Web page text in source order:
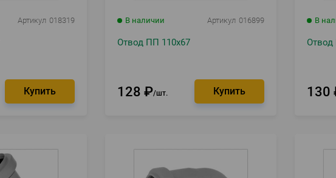
Артикул 018319 В наличии Артикул 016899
Отвод ПП 110х67
128 ₽ шт.
В
Отвод
130